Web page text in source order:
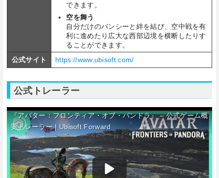
できます。
空を舞う
自分だけのバンシーと絆を結び、空中戦を有
利に進めたり広大な西部辺境を横断したりす
ることができます。
公式サイト
https://www.ubisoft.com/
公式トレーラー
『アバター：フロンティア・オブ・パンドラ』 – 公式ゲーム概
要トレーラー | Ubisoft Forward